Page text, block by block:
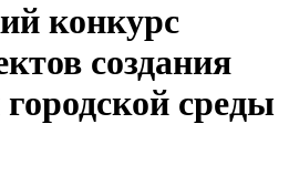
конкурс
создания
среды